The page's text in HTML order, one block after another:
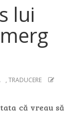
lui
, TRADUCERE
că vreau să